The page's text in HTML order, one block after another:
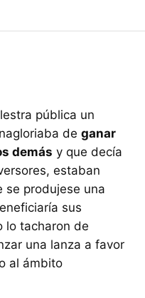
pública un
de ganar
demás y que decía
estaban
se produjese una
sus
lo tacharon de
una lanza a favor
al ámbito